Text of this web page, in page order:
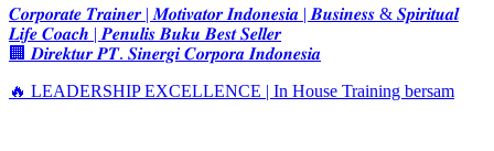
𝑪𝒐𝒓𝒑𝒐𝒓𝒂𝒕𝒆 𝑻𝒓𝒂𝒊𝒏𝒆𝒓 | 𝑴𝒐𝒕𝒊𝒗𝒂𝒕𝒐𝒓 𝑰𝒏𝒅𝒐𝒏𝒆𝒔𝒊𝒂 | 𝑩𝒖𝒔𝒊𝒏𝒆𝒔𝒔 & 𝑺𝒑𝒊𝒓𝒊𝒕𝒖𝒂𝒍
𝑳𝒊𝒇𝒆 𝑪𝒐𝒂𝒄𝒉 | 𝑷𝒆𝒏𝒖𝒍𝒊𝒔 𝑩𝒖𝒌𝒖 𝑩𝒆𝒔𝒕 𝑺𝒆𝒍𝒍𝒆𝒓
🏢 𝑫𝒊𝒓𝒆𝒌𝒕𝒖𝒓 𝑷𝑻. 𝑺𝒊𝒏𝒆𝒓𝒈𝒊 𝑪𝒐𝒓𝒑𝒐𝒓𝒂 𝑰𝒏𝒅𝒐𝒏𝒆𝒔𝒊𝒂
🔥 LEADERSHIP EXCELLENCE | In House Training bersam